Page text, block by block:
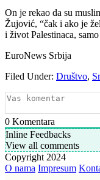
On je rekao da su
Žujović, “čak i ako je
i život Palestinaca,
EuroNews Srbija
Filed Under: Društvo,
0 Komentara
Inline Feedbacks
View all comments
Copyright 2024
O nama Impresum